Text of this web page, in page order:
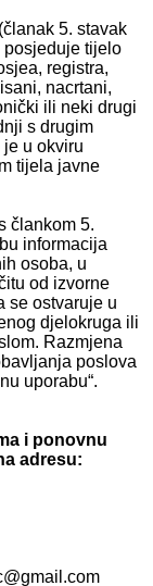
5. stavak
posjeduje tijelo
registra,
nacrtani,
ili neki drugi
s drugim
u okviru
tijela javne
člankom 5.
informacija
osoba, u
od izvorne
se ostvaruje u
djelokruga ili
Razmjena
poslova
uporabu“.
i ponovnu
adresu: